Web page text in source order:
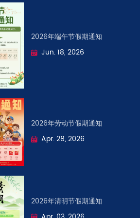
2026年端午节假期通知
Jun. 18, 2026
2026年劳动节假期通知
Apr. 28, 2026
2026年清明节假期通知